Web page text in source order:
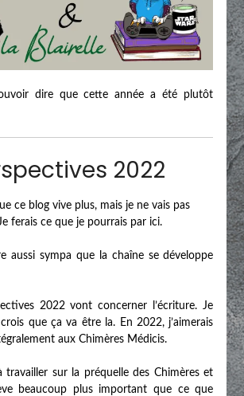
dire que cette année a été plutôt
2022
ce blog vive plus, mais je ne vais pas
ferais ce que je pourrais par ici.
aussi sympa que la chaîne se développe
2022 vont concerner l’écriture. Je
que ça va être la. En 2022, j’aimerais
aux Chimères Médicis.
travailler sur la préquelle des Chimères et
beaucoup plus important que ce que